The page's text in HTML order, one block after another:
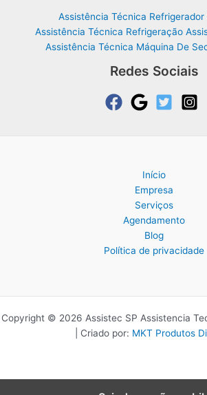
Assistência Técnica Refrigerador
Assistência Técnica Refrigeração
Assistência Técnica Máquina De
Redes Sociais
Início
Empresa
Serviços
Agendamento
Blog
Política de privacidade
Copyright © 2026 Assistec SP Assistencia
| Criado por: MKT Produtos